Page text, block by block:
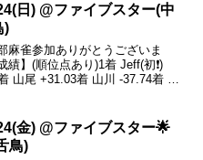
みーこ...
日) @ファイブスター(中
)
麻雀参加ありがとうございま
績】(順位点あり)1着 Jeff(初❗️)
山尾 +31.03着 山川 -37.74着 え
金) @ファイブスター🌟
鳥)